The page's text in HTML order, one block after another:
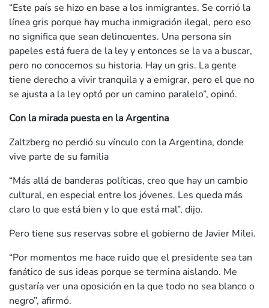
“Este país se hizo en base a los inmigrantes. Se corrió la
línea gris porque hay mucha inmigración ilegal, pero eso
no significa que sean delincuentes. Una persona sin
papeles está fuera de la ley y entonces se la va a buscar,
pero no conocemos su historia. Hay un gris. La gente
tiene derecho a vivir tranquila y a emigrar, pero el que no
se ajusta a la ley optó por un camino paralelo”, opinó.
Con la mirada puesta en la Argentina
Zaltzberg no perdió su vínculo con la Argentina, donde
vive parte de su familia
“Más allá de banderas políticas, creo que hay un cambio
cultural, en especial entre los jóvenes. Les queda más
claro lo que está bien y lo que está mal”, dijo.
Pero tiene sus reservas sobre el gobierno de Javier Milei.
“Por momentos me hace ruido que el presidente sea tan
fanático de sus ideas porque se termina aislando. Me
gustaría ver una oposición en la que todo no sea blanco o
negro”, afirmó.